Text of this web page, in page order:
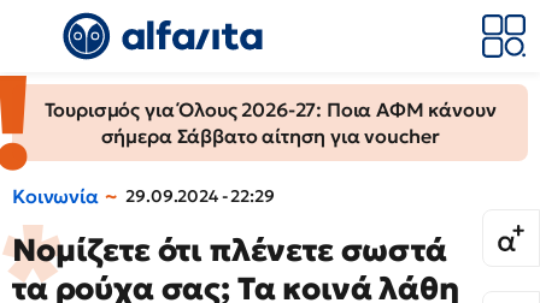
Τουρισμός για Όλους 2026-27: Ποια ΑΦΜ κάνουν
σήμερα Σάββατο αίτηση για voucher
Κοινωνία 29.09.2024 - 22:29
Νομίζετε ότι πλένετε σωστά
τα ρούχα σας; Τα κοινά λάθη